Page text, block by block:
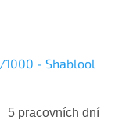
1000 - Shablool
5 pracovních dní